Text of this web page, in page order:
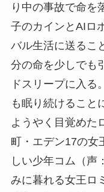
り中の事故で命を
子のカインとAIロ
バル生活に送るこ
分の命を少しでも
ドスリープに入る
も眠り続けること
ようやく目覚めた
町・エデン17の女
しい少年コム（声
みに暮れる女王ロ